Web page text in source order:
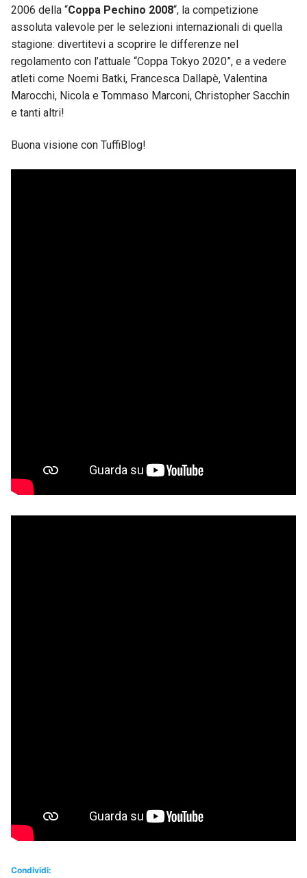
2006 della “Coppa Pechino 2008“, la competizione
assoluta valevole per le selezioni internazionali di quella
stagione: divertitevi a scoprire le differenze nel
regolamento con l’attuale “Coppa Tokyo 2020”, e a vedere
atleti come Noemi Batki, Francesca Dallapè, Valentina
Marocchi, Nicola e Tommaso Marconi, Christopher Sacchin
e tanti altri!
Buona visione con TuffiBlog!
Condividi: